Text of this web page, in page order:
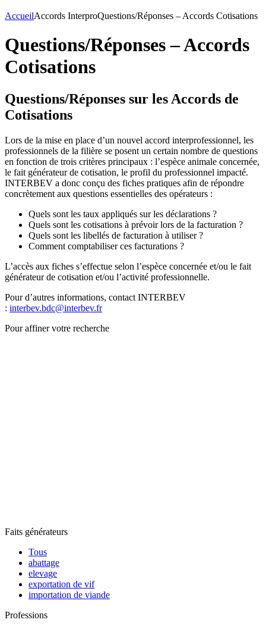
AccueilAccords InterproQuestions/Réponses – Accords Cotisations
Questions/Réponses – Accords
Cotisations
Questions/Réponses sur les Accords de
Cotisations
Lors de la mise en place d’un nouvel accord interprofessionnel, les
professionnels de la filière se posent un certain nombre de questions
en fonction de trois critères principaux : l’espèce animale concernée,
le fait générateur de cotisation, le profil du professionnel impacté.
INTERBEV a donc conçu des fiches pratiques afin de répondre
concrètement aux questions essentielles des opérateurs :
Quels sont les taux appliqués sur les déclarations ?
Quels sont les cotisations à prévoir lors de la facturation ?
Quels sont les libellés de facturation à utiliser ?
Comment comptabiliser ces facturations ?
L’accès aux fiches s’effectue selon l’espèce concernée et/ou le fait
générateur de cotisation et/ou l’activité professionnelle.
Pour d’autres informations, contact INTERBEV
: interbev.bdc@interbev.fr
Pour affiner votre recherche
Faits générateurs
Tous
abattage
elevage
exportation de vif
importation de viande
Professions